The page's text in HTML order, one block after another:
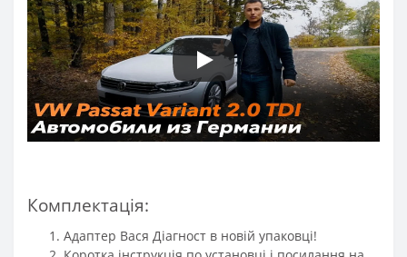
Комплектація:
Адаптер Вася Діагност в новій упаковці!